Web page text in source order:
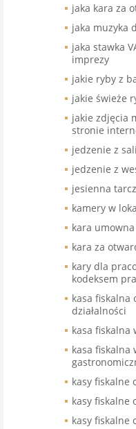
jaka kara za
jaka muzyka
jaka stawka
imprezy
jakie ryby z
jakie świeże
jakie zdjęcia
stronie
jedzenie z
jedzenie z
jesienna
kamery w
kara
kara za
kary dla
kodeksem
kasa fiskalna
działalności
kasa fiskalna
kasa fiskalna
kasy fiskalne
kasy fiskalne
kasy fiskalne